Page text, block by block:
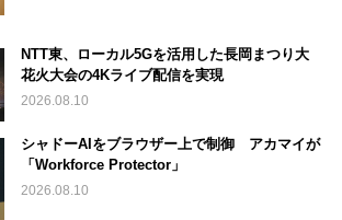
NTT東、ローカル5Gを活用した長岡まつり大
花火大会の4Kライブ配信を実現
2026.08.10
シャドーAIをブラウザー上で制御 アカマイが
「Workforce Protector」
2026.08.10